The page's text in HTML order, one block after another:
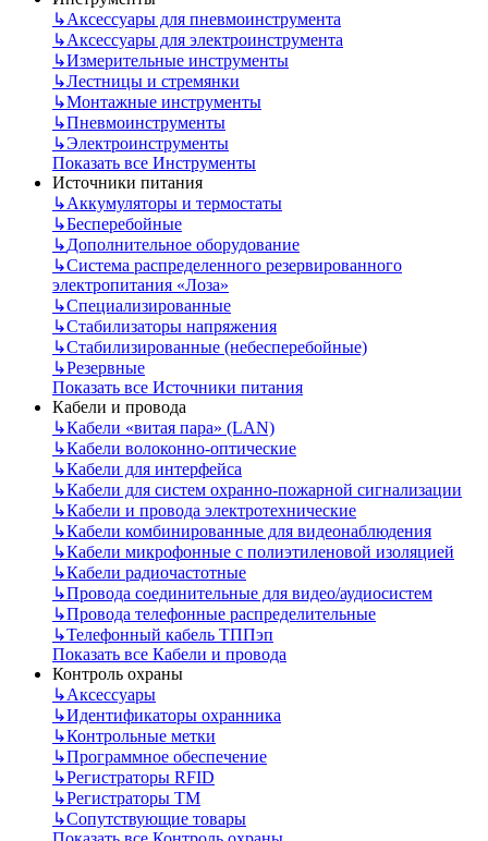
↳Аксессуары для пневмоинструмента
↳Аксессуары для электроинструмента
↳Измерительные инструменты
↳Лестницы и стремянки
↳Монтажные инструменты
↳Пневмоинструменты
↳Электроинструменты
Показать все Инструменты
Источники питания
↳Аккумуляторы и термостаты
↳Бесперебойные
↳Дополнительное оборудование
↳Система распределенного резервированного
электропитания «Лоза»
↳Специализированные
↳Стабилизаторы напряжения
↳Стабилизированные (небесперебойные)
↳Резервные
Показать все Источники питания
Кабели и провода
↳Кабели «витая пара» (LAN)
↳Кабели волоконно-оптические
↳Кабели для интерфейса
↳Кабели для систем охранно-пожарной сигнализации
↳Кабели и провода электротехнические
↳Кабели комбинированные для видеонаблюдения
↳Кабели микрофонные с полиэтиленовой изоляцией
↳Кабели радиочастотные
↳Провода соединительные для видео/аудиосистем
↳Провода телефонные распределительные
↳Телефонный кабель ТППэп
Показать все Кабели и провода
Контроль охраны
↳Аксессуары
↳Идентификаторы охранника
↳Контрольные метки
↳Программное обеспечение
↳Регистраторы RFID
↳Регистраторы ТМ
↳Сопутствующие товары